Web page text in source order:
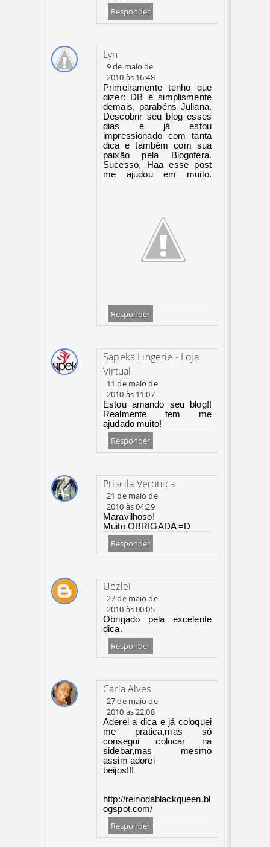
Responder
Lyn
9 de maio de
2010 às 16:48
Primeiramente tenho que
dizer: DB é simplismente
demais, parabéns Juliana.
Descobrir seu blog esses
dias e já estou
impressionado com tanta
dica e também com sua
paixão pela Blogofera.
Sucesso, Haa esse post
me ajudou em muito.
Responder
Sapeka Lingerie - Loja
Virtual
11 de maio de
2010 às 11:07
Estou amando seu blog!!
Realmente tem me
ajudado muito!
Responder
Priscila Veronica
21 de maio de
2010 às 04:29
Maravilhoso!
Muito OBRIGADA =D
Responder
Uezlei
27 de maio de
2010 às 00:05
Obrigado pela excelente
dica.
Responder
Carla Alves
27 de maio de
2010 às 22:08
Aderei a dica e já coloquei
me pratica,mas só
consegui colocar na
sidebar,mas mesmo
assim adorei
beijos!!!
http://reinodablackqueen.bl
ogspot.com/
Responder